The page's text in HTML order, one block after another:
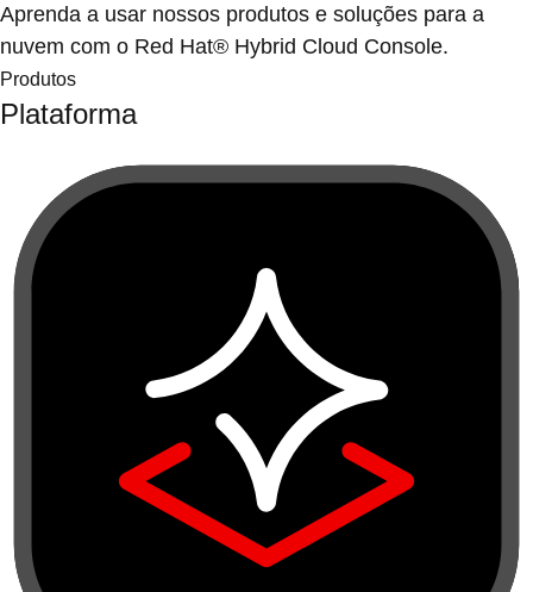
Aprenda a usar nossos produtos e soluções para a
nuvem com o Red Hat® Hybrid Cloud Console.
Produtos
Plataforma